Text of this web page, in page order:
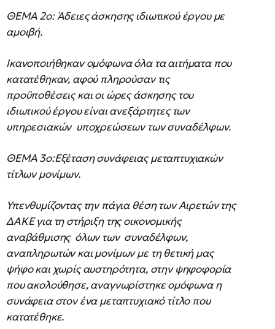
ΘΕΜΑ 2ο: Άδειες άσκησης ιδιωτικού έργου με
αμοιβή.
Ικανοποιήθηκαν ομόφωνα όλα τα αιτήματα που
κατατέθηκαν, αφού πληρούσαν τις
προϋποθέσεις και οι ώρες άσκησης του
ιδιωτικού έργου είναι ανεξάρτητες των
υπηρεσιακών υποχρεώσεων των συναδέλφων.
ΘΕΜΑ 3ο:Εξέταση συνάφειας μεταπτυχιακών
τίτλων μονίμων.
Υπενθυμίζοντας την πάγια θέση των Αιρετών της
ΔΑΚΕ για τη στήριξη της οικονομικής
αναβάθμισης όλων των συναδέλφων,
αναπληρωτών και μονίμων με τη θετική μας
ψήφο και χωρίς αυστηρότητα, στην ψηφοφορία
που ακολούθησε, αναγνωρίστηκε ομόφωνα η
συνάφεια στον ένα μεταπτυχιακό τίτλο που
κατατέθηκε.